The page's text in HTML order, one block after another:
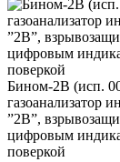
Бином-2В (исп.
газоанализатор
”2В”,
цифровым
поверкой